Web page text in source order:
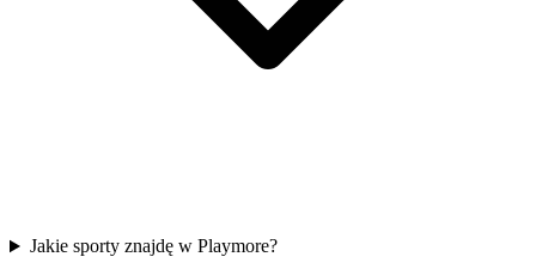
Jakie sporty znajdę w Playmore?